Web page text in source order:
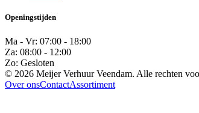
Openingstijden
Ma - Vr: 07:00 - 18:00
Za: 08:00 - 12:00
Zo: Gesloten
© 2026 Meijer Verhuur Veendam. Alle rechten
Over onsContactAssortiment